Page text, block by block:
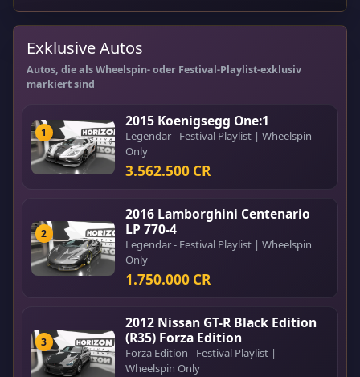
Exklusive Autos
Autos, die als Wheelspin- oder Festival-Playlist-exklusiv
markiert sind
1
2015 Koenigsegg One:1
Legendar - Festival Playlist | Wheelspin
Only
3.562.500 CR
2
2016 Lamborghini Centenario
LP 770-4
Legendar - Festival Playlist | Wheelspin
Only
1.750.000 CR
3
2012 Nissan GT-R Black Edition
(R35) Forza Edition
Forza Edition - Festival Playlist |
Wheelspin Only